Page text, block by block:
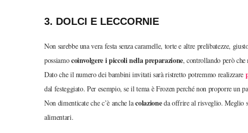
3. DOLCI E LECCORNIE
Non sarebbe una vera festa senza caramelle, torte e altre prelibatezze,
possiamocoinvolgere i piccoli nella preparazione, controllando però
Dato che il numero dei bambini invitati sarà ristretto potremmo realizzare
dal festeggiato. Per esempio, se il tema è Frozen perché non proporre un
Non dimenticate che c’è anche lacolazioneda offrire al risveglio. Meglio
alimentari.